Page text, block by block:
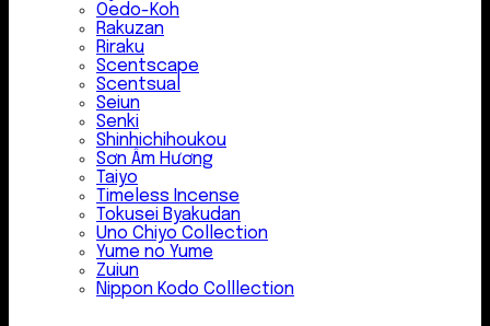
Oedo-Koh
Rakuzan
Riraku
Scentscape
Scentsual
Seiun
Senki
Shinhichihoukou
Sơn Âm Hương
Taiyo
Timeless Incense
Tokusei Byakudan
Uno Chiyo Collection
Yume no Yume
Zuiun
Nippon Kodo Colllection